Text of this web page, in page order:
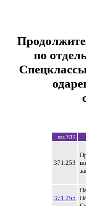
по
код УДК
371.253
371.255